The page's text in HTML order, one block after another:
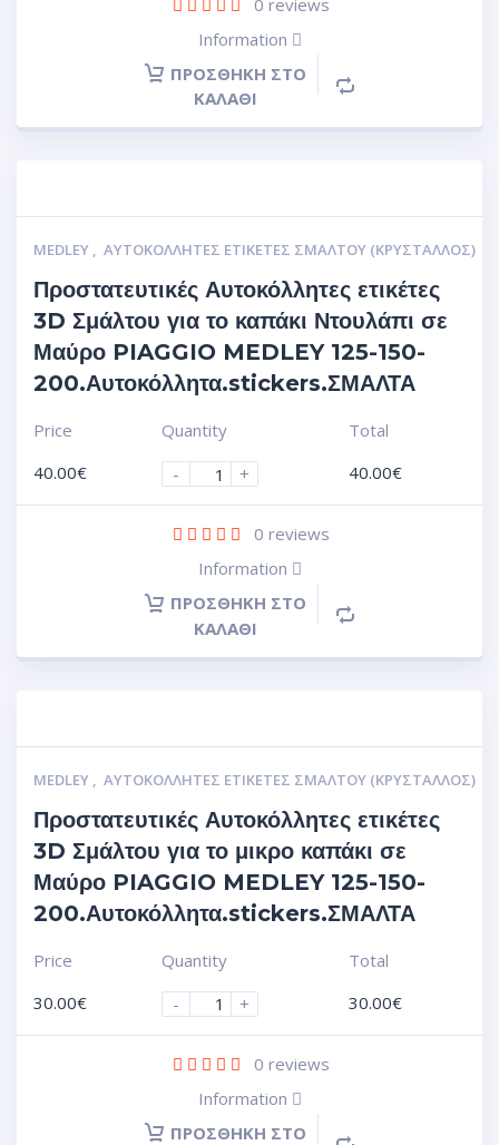
Information
ΠΡΟΣΘΉΚΗ ΣΤΟ
ΚΑΛΆΘΙ
MEDLEY , ΑΥΤΟΚΌΛΛΗΤΕΣ ΕΤΙΚΈΤΕΣ ΣΜΆΛΤΟΥ (ΚΡΥΣΤΑΛΛΟΣ)
Προστατευτικές Αυτοκόλλητες ετικέτες
3D Σμάλτου για το καπάκι Ντουλάπι σε
Μαύρο PIAGGIO MEDLEY 125-150-
200.Αυτοκόλλητα.stickers.ΣΜΑΛΤΑ
Price
40.00€
Quantity
-
+
Total
40.00€
0 reviews
Information
ΠΡΟΣΘΉΚΗ ΣΤΟ
ΚΑΛΆΘΙ
MEDLEY , ΑΥΤΟΚΌΛΛΗΤΕΣ ΕΤΙΚΈΤΕΣ ΣΜΆΛΤΟΥ (ΚΡΥΣΤΑΛΛΟΣ)
Προστατευτικές Αυτοκόλλητες ετικέτες
3D Σμάλτου για το μικρο καπάκι σε
Μαύρο PIAGGIO MEDLEY 125-150-
200.Αυτοκόλλητα.stickers.ΣΜΑΛΤΑ
Price
30.00€
Quantity
-
+
Total
30.00€
0 reviews
Information
ΠΡΟΣΘΉΚΗ ΣΤΟ